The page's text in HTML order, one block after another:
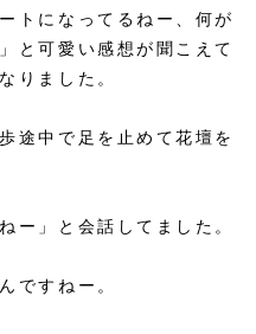
トになってるねー、何が
と可愛い感想が聞こえて
りました。
途中で足を止めて花壇を
ー」と会話してました。
ですねー。